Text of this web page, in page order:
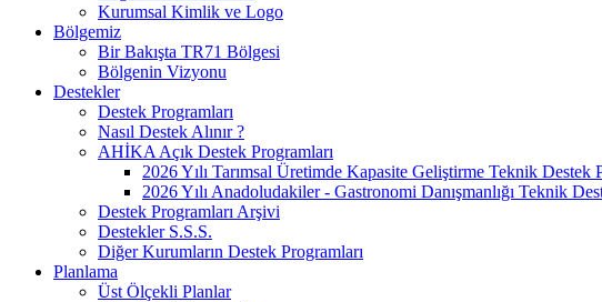
Kurumsal Kimlik ve Logo
Bölgemiz
Bir Bakışta TR71 Bölgesi
Bölgenin Vizyonu
Destekler
Destek Programları
Nasıl Destek Alınır ?
AHİKA Açık Destek Programları
2026 Yılı Tarımsal Üretimde Kapasite Geliştirme Teknik Destek
2026 Yılı Anadoludakiler - Gastronomi Danışmanlığı Teknik
Destek Programları Arşivi
Destekler S.S.S.
Diğer Kurumların Destek Programları
Planlama
Üst Ölçekli Planlar